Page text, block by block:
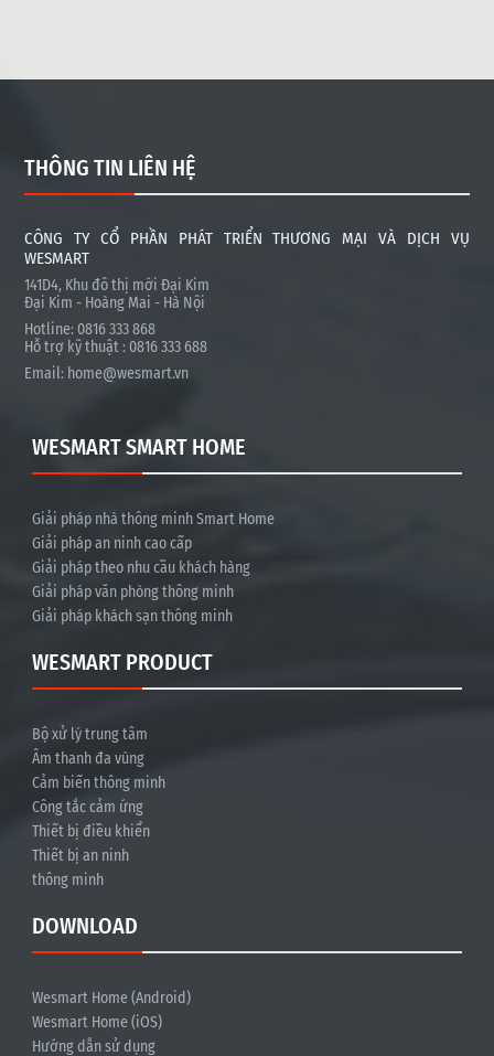
THÔNG TIN LIÊN HỆ
CÔNG TY CỔ PHẦN PHÁT TRIỂN THƯƠNG MẠI VÀ DỊCH VỤ
WESMART
141D4, Khu đô thị mới Đại Kim
Đại Kim - Hoàng Mai - Hà Nội
Hotline: 0816 333 868
Hỗ trợ kỹ thuật : 0816 333 688
Email: home@wesmart.vn
WESMART SMART HOME
Giải pháp nhà thông minh Smart Home
Giải pháp an ninh cao cấp
Giải pháp theo nhu cầu khách hàng
Giải pháp văn phòng thông minh
Giải pháp khách sạn thông minh
WESMART PRODUCT
Bộ xử lý trung tâm
Âm thanh đa vùng
Cảm biến thông minh
Công tắc cảm ứng
Thiết bị điều khiển
Thiết bị an ninh
thông minh
DOWNLOAD
Wesmart Home (Android)
Wesmart Home (iOS)
Hướng dẫn sử dụng